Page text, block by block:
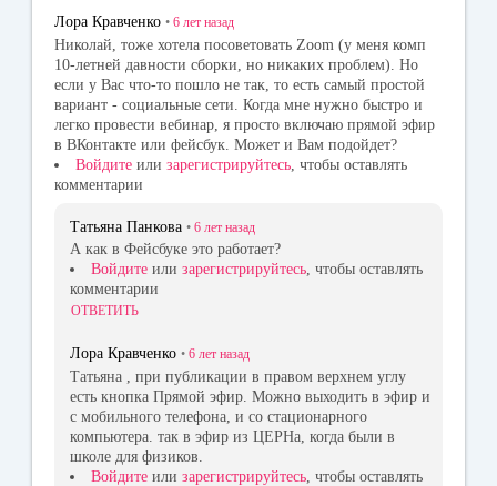
Лора Кравченко • 6 лет назад
Николай, тоже хотела посоветовать Zoom (у меня комп
10-летней давности сборки, но никаких проблем). Но
если у Вас что-то пошло не так, то есть самый простой
вариант - социальные сети. Когда мне нужно быстро и
легко провести вебинар, я просто включаю прямой эфир
в ВКонтакте или фейсбук. Может и Вам подойдет?
Войдите или зарегистрируйтесь , чтобы оставлять
комментарии
Татьяна Панкова • 6 лет назад
А как в Фейсбуке это работает?
Войдите или зарегистрируйтесь, чтобы оставлять
комментарии
ОТВЕТИТЬ
Лора Кравченко • 6 лет назад
Татьяна , при публикации в правом верхнем углу
есть кнопка Прямой эфир. Можно выходить в эфир и
с мобильного телефона, и со стационарного
компьютера. так в эфир из ЦЕРНа, когда были в
школе для физиков.
Войдите или зарегистрируйтесь , чтобы оставлять